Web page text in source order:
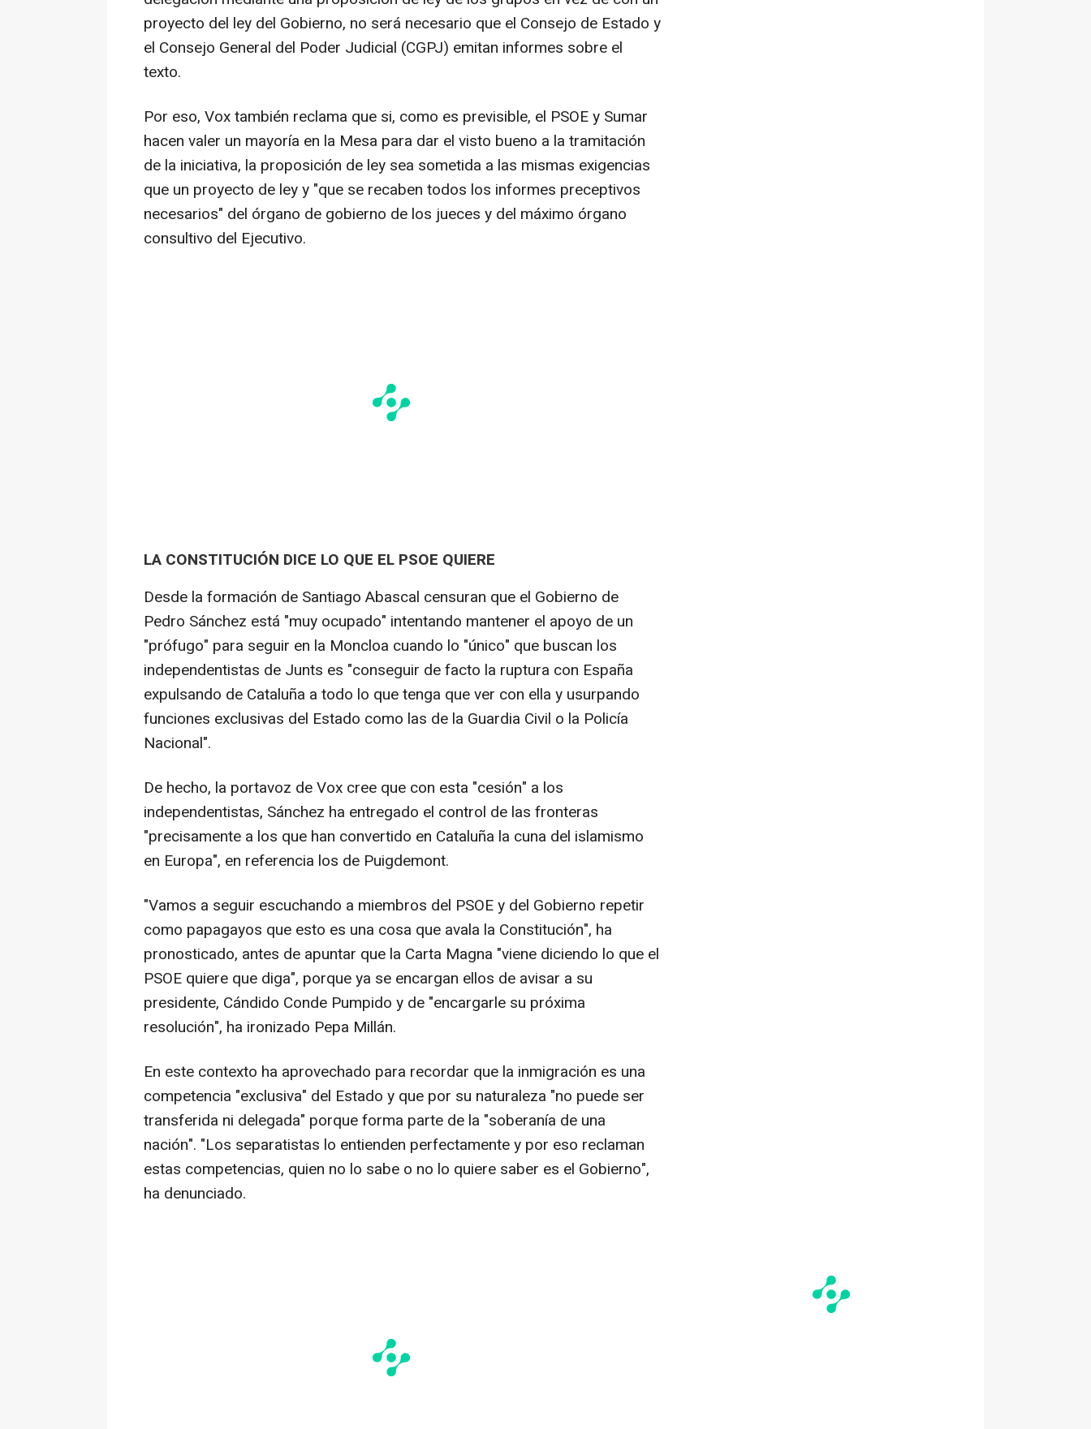
proyecto del ley del Gobierno, no será necesario que el Consejo de Estado y
el Consejo General del Poder Judicial (CGPJ) emitan informes sobre el
texto.
Por eso, Vox también reclama que si, como es previsible, el PSOE y Sumar
hacen valer un mayoría en la Mesa para dar el visto bueno a la tramitación
de la iniciativa, la proposición de ley sea sometida a las mismas exigencias
que un proyecto de ley y "que se recaben todos los informes preceptivos
necesarios" del órgano de gobierno de los jueces y del máximo órgano
consultivo del Ejecutivo.
LA CONSTITUCIÓN DICE LO QUE EL PSOE QUIERE
Desde la formación de Santiago Abascal censuran que el Gobierno de
Pedro Sánchez está "muy ocupado" intentando mantener el apoyo de un
"prófugo" para seguir en la Moncloa cuando lo "único" que buscan los
independentistas de Junts es "conseguir de facto la ruptura con España
expulsando de Cataluña a todo lo que tenga que ver con ella y usurpando
funciones exclusivas del Estado como las de la Guardia Civil o la Policía
Nacional".
De hecho, la portavoz de Vox cree que con esta "cesión" a los
independentistas, Sánchez ha entregado el control de las fronteras
"precisamente a los que han convertido en Cataluña la cuna del islamismo
en Europa", en referencia los de Puigdemont.
"Vamos a seguir escuchando a miembros del PSOE y del Gobierno repetir
como papagayos que esto es una cosa que avala la Constitución", ha
pronosticado, antes de apuntar que la Carta Magna "viene diciendo lo que el
PSOE quiere que diga", porque ya se encargan ellos de avisar a su
presidente, Cándido Conde Pumpido y de "encargarle su próxima
resolución", ha ironizado Pepa Millán.
En este contexto ha aprovechado para recordar que la inmigración es una
competencia "exclusiva" del Estado y que por su naturaleza "no puede ser
transferida ni delegada" porque forma parte de la "soberanía de una
nación". "Los separatistas lo entienden perfectamente y por eso reclaman
estas competencias, quien no lo sabe o no lo quiere saber es el Gobierno",
ha denunciado.